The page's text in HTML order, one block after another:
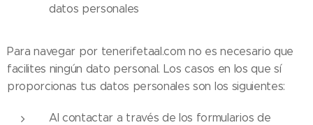
datos personales
Para navegar por tenerifetaal.com no es necesario que
facilites ningún dato personal. Los casos en los que sí
proporcionas tus datos personales son los siguientes:
Al contactar a través de los formularios de